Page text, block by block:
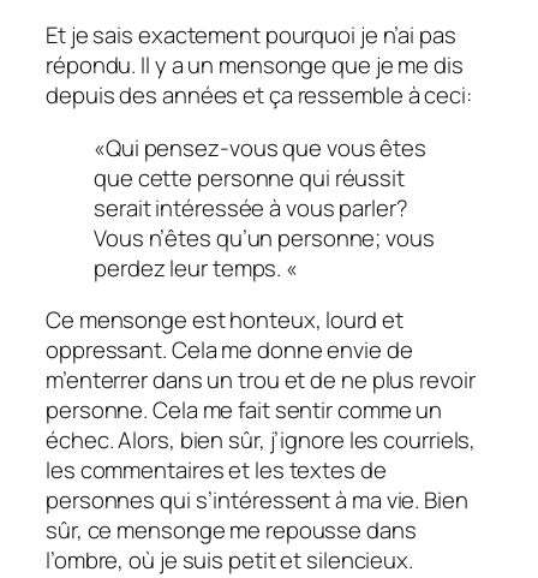
Et je sais exactement pourquoi je n’ai pas
répondu. Il y a un mensonge que je me dis
depuis des années et ça ressemble à ceci:
«Qui pensez-vous que vous êtes
que cette personne qui réussit
serait intéressée à vous parler?
Vous n’êtes qu’un personne; vous
perdez leur temps. «
Ce mensonge est honteux, lourd et
oppressant. Cela me donne envie de
m’enterrer dans un trou et de ne plus revoir
personne. Cela me fait sentir comme un
échec. Alors, bien sûr, j’ignore les courriels,
les commentaires et les textes de
personnes qui s’intéressent à ma vie. Bien
sûr, ce mensonge me repousse dans
l’ombre, où je suis petit et silencieux.